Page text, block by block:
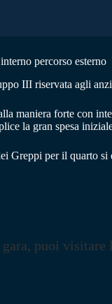
percorso esterno
III riservata agli
maniera forte con
la gran spesa
Greppi per il quarto
puoi visitare